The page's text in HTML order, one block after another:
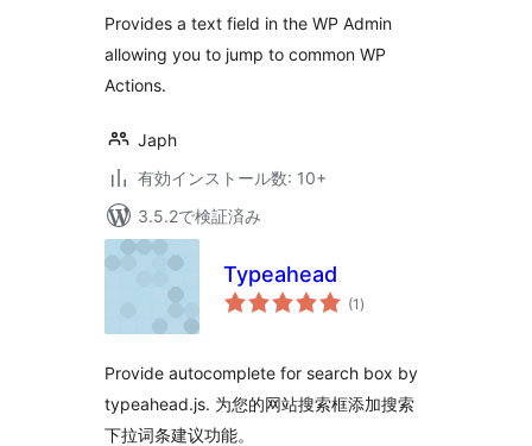
Provides a text field in the WP Admin
allowing you to jump to common WP
Actions.
Japh
有効インストール数: 10+
3.5.2で検証済み
Typeahead
(1 個
の)
Provide autocomplete for search box by
typeahead.js. 为您的网站搜索框添加搜索
下拉词条建议功能。